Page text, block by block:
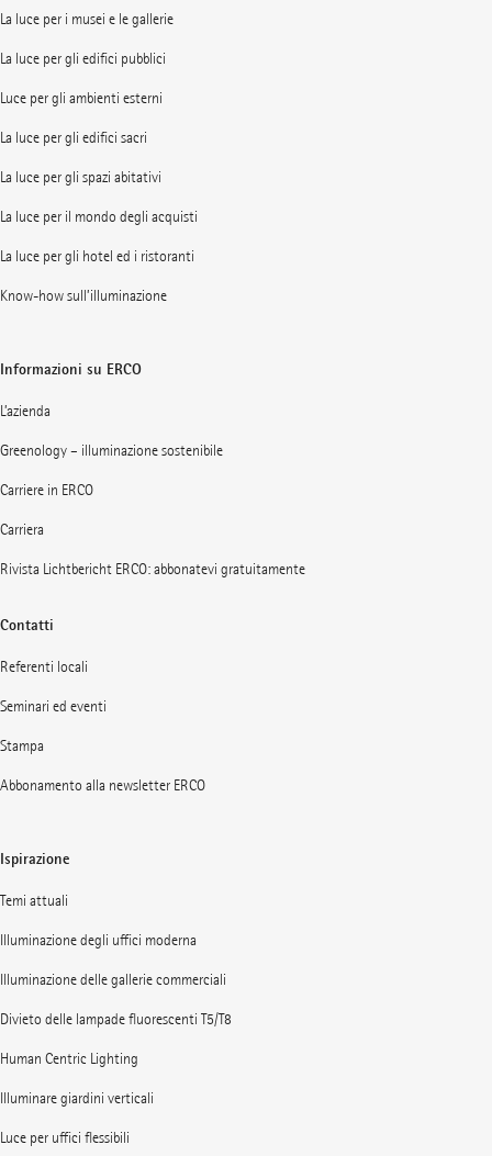
La luce per i musei e le gallerie
La luce per gli edifici pubblici
Luce per gli ambienti esterni
La luce per gli edifici sacri
La luce per gli spazi abitativi
La luce per il mondo degli acquisti
La luce per gli hotel ed i ristoranti
Know-how sull’illuminazione
Informazioni su ERCO
L’azienda
Greenology – illuminazione sostenibile
Carriere in ERCO
Carriera
Rivista Lichtbericht ERCO: abbonatevi gratuitamente
Contatti
Referenti locali
Seminari ed eventi
Stampa
Abbonamento alla newsletter ERCO
Ispirazione
Temi attuali
Illuminazione degli uffici moderna
Illuminazione delle gallerie commerciali
Divieto delle lampade fluorescenti T5/T8
Human Centric Lighting
Illuminare giardini verticali
Luce per uffici flessibili